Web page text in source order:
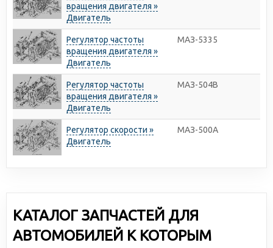
вращения двигателя »
Двигатель
Регулятор частоты
вращения двигателя »
Двигатель
МАЗ-5335
Регулятор частоты
вращения двигателя »
Двигатель
МАЗ-504В
Регулятор скорости »
Двигатель
МАЗ-500А
КАТАЛОГ ЗАПЧАСТЕЙ ДЛЯ
АВТОМОБИЛЕЙ К КОТОРЫМ